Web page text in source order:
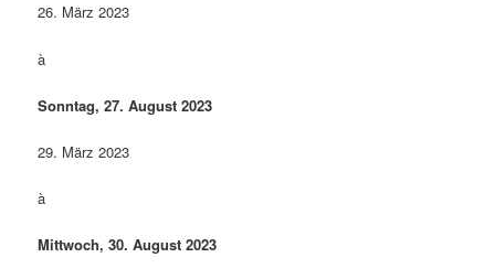
26. März 2023
à
Sonntag, 27. August 2023
29. März 2023
à
Mittwoch, 30. August 2023